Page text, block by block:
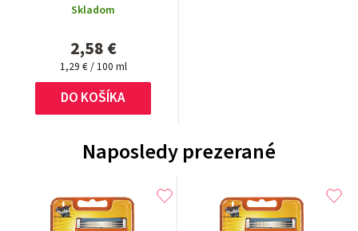
Skladom
2,58 €
Jednotková
cena:
1,29 € / 100 ml
DO KOŠÍKA
Naposledy prezerané